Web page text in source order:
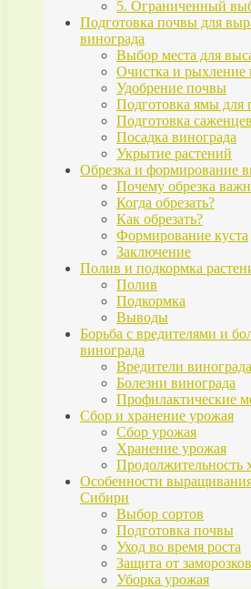
5. Ограниченный
Подготовка почвы для
винограда
Выбор места для
Очистка и рыхление
Удобрение почвы
Подготовка ямы для
Подготовка
Посадка винограда
Укрытие растений
Обрезка и формирование
Почему обрезка
Когда обрезать?
Как обрезать?
Формирование куста
Заключение
Полив и подкормка
Полив
Подкормка
Выводы
Борьба с вредителями и
винограда
Вредители винограда
Болезни винограда
Профилактические
Сбор и хранение урожая
Сбор урожая
Хранение урожая
Продолжительность
Особенности
Сибири
Выбор сортов
Подготовка почвы
Уход во время роста
Защита от заморозков
Уборка урожая